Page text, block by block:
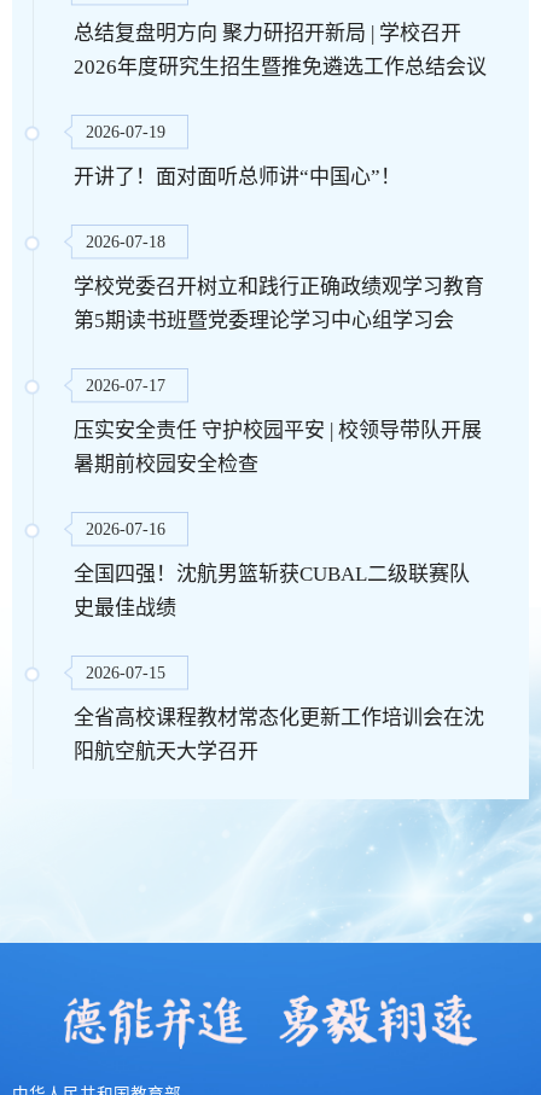
总结复盘明方向 聚力研招开新局 | 学校召开
2026年度研究生招生暨推免遴选工作总结会议
2026-07-19
开讲了！面对面听总师讲“中国心”！
2026-07-18
学校党委召开树立和践行正确政绩观学习教育
第5期读书班暨党委理论学习中心组学习会
2026-07-17
压实安全责任 守护校园平安 | 校领导带队开展
暑期前校园安全检查
2026-07-16
全国四强！沈航男篮斩获CUBAL二级联赛队
史最佳战绩
2026-07-15
全省高校课程教材常态化更新工作培训会在沈
阳航空航天大学召开